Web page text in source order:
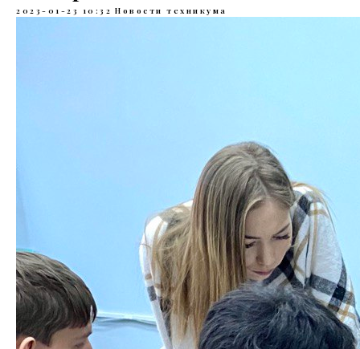
2023-01-23 10:32 Новости техникума